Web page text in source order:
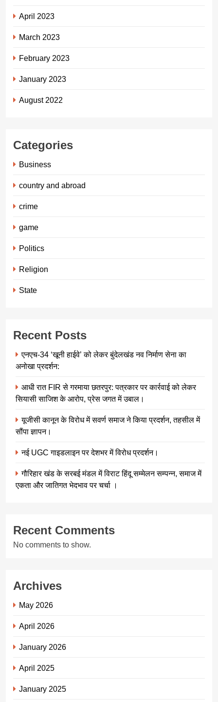
April 2023
March 2023
February 2023
January 2023
August 2022
Categories
Business
country and abroad
crime
game
Politics
Religion
State
Recent Posts
एनएच-34 ‘खूनी हाईवे’ को लेकर बुंदेलखंड नव निर्माण सेना का
अनोखा प्रदर्शन:
आधी रात FIR से गरमाया छतरपुर: पत्रकार पर कार्रवाई को लेकर
सियासी साजिश के आरोप, प्रेस जगत में उबाल।
यूजीसी कानून के विरोध में सवर्ण समाज ने किया प्रदर्शन, तहसील में
सौंपा ज्ञापन।
नई UGC गाइडलाइन पर देशभर में विरोध प्रदर्शन।
गौरिहार खंड के सरबई मंडल में विराट हिंदू सम्मेलन सम्पन्न, समाज में
एकता और जातिगत भेदभाव पर चर्चा ।
Recent Comments
No comments to show.
Archives
May 2026
April 2026
January 2026
April 2025
January 2025